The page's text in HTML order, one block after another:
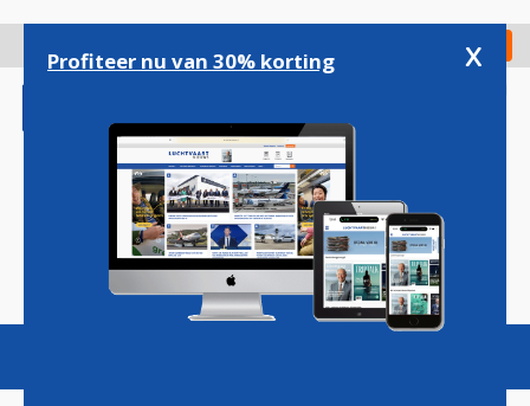
gaan
Check in
Magazine Podcasts Vacatures
Profiteer nu van 30% korting x